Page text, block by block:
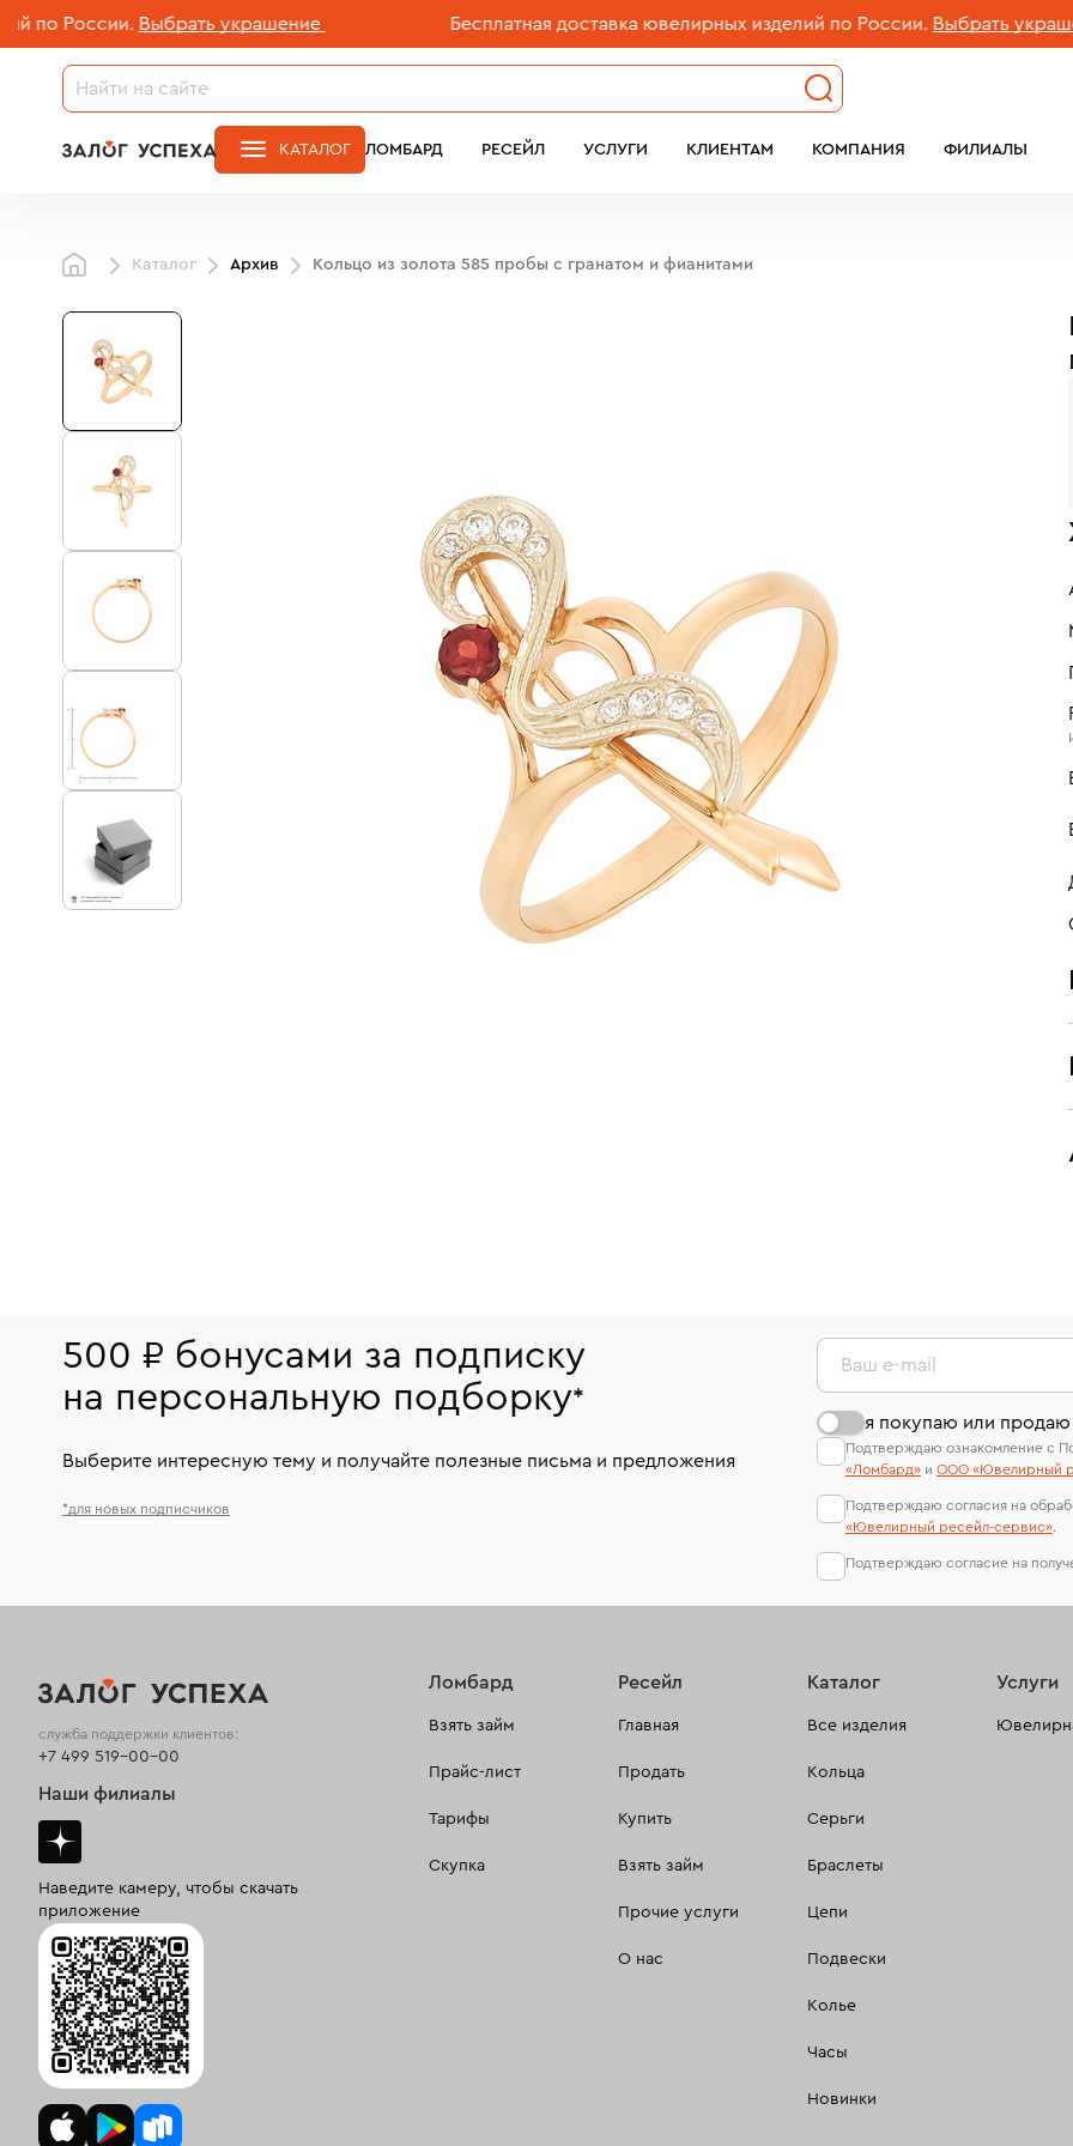
России. Выбрать украшение Бесплатная доставка ювелирных изделий по России. Выбрать украшение
ЛОМБАРД РЕСЕЙЛ УСЛУГИ КЛИЕНТАМ КОМПАНИЯ ФИЛИАЛЫ
КАТАЛОГ
Каталог Архив Кольцо из золота 585 пробы c гранатом и фианитами
500 ₽ бонусами за подписку
на персональную подборку*
Выберите интересную тему и получайте полезные письма и предложения
*для новых подписчиков
Ваш e-mail
я покупаю или
Подтверждаю ознакомление с
«Ломбард» и ООО «Ювелирный
Подтверждаю согласия на
«Ювелирный ресейл-сервиc».
Подтверждаю согласие на
Ломбард
Взять займ
Прайс-лист
Тарифы
Скупка
Ресейл
Главная
Продать
Купить
Взять займ
Прочие услуги
О нас
Каталог
Все изделия
Кольца
Серьги
Браслеты
Цепи
Подвески
Колье
Часы
Новинки
Услуги
служба поддержки клиентов:
+7 499 519-00-00
Наши филиалы
Наведите камеру, чтобы скачать
приложение